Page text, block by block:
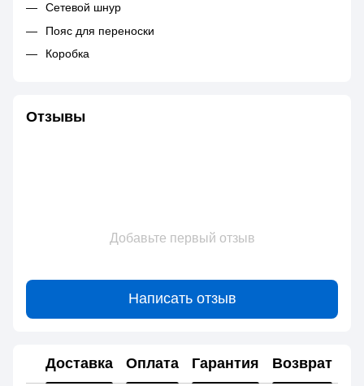
Сетевой шнур
Пояс для переноски
Коробка
Отзывы
Добавьте первый отзыв
Написать отзыв
Доставка Оплата Гарантия Возврат